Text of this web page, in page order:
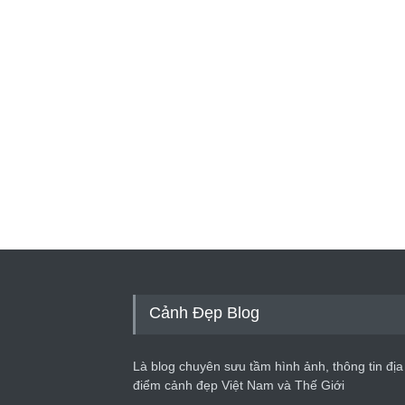
Cảnh Đẹp Blog
Là blog chuyên sưu tầm hình ảnh, thông tin địa
điểm cảnh đẹp Việt Nam và Thế Giới